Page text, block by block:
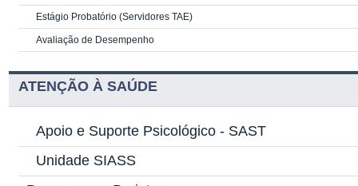
Estágio Probatório (Servidores TAE)
Avaliação de Desempenho
ATENÇÃO À SAÚDE
Apoio e Suporte Psicológico - SAST
Unidade SIASS